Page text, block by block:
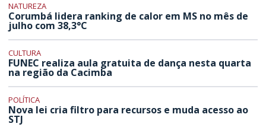
NATUREZA
Corumbá lidera ranking de calor em MS no mês de
julho com 38,3°C
CULTURA
FUNEC realiza aula gratuita de dança nesta quarta
na região da Cacimba
POLÍTICA
Nova lei cria filtro para recursos e muda acesso ao
STJ